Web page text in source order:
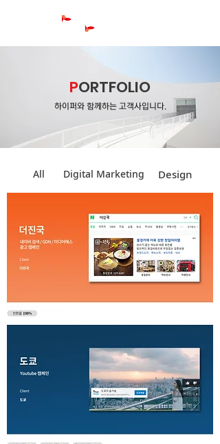
PORTFOLIO
하이퍼와 함께하는 고객사입니다.
All Digital Marketing Design